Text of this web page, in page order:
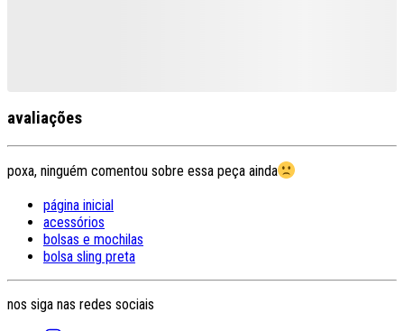
avaliações
poxa, ninguém comentou sobre essa peça ainda
página inicial
acessórios
bolsas e mochilas
bolsa sling preta
nos siga nas redes sociais